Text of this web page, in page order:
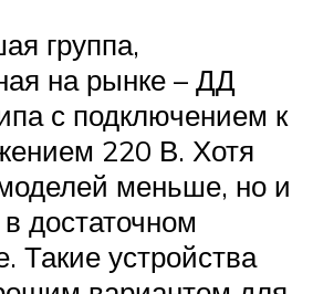
группа,
на рынке – ДД
с подключением к
220 В. Хотя
меньше, но и
достаточном
Такие устройства